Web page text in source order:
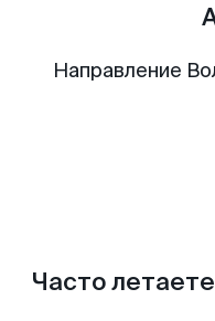
Направление
Часто